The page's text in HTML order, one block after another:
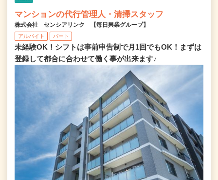
マンションの代行管理人・清掃スタッフ
株式会社 センシアリンク 【毎日興業グループ】
アルバイト パート
未経験OK！シフトは事前申告制で月1回でもOK！まずは
登録して都合に合わせて働く事が出来ます♪